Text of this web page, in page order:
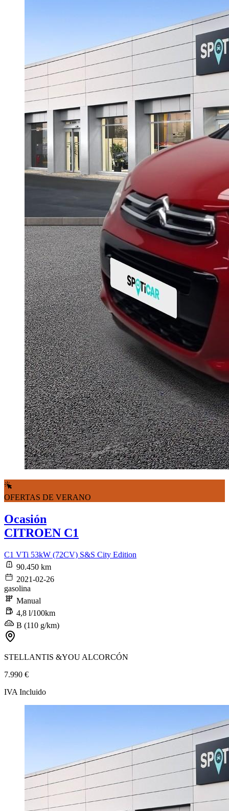
OFERTAS DE VERANO
Ocasión
CITROEN C1
C1 VTi 53kW (72CV) S&S City Edition
90.450 km
2021-02-26
gasolina
Manual
4,8 l/100km
B (110 g/km)
STELLANTIS &YOU ALCORCÓN
7.990 €
IVA Incluido